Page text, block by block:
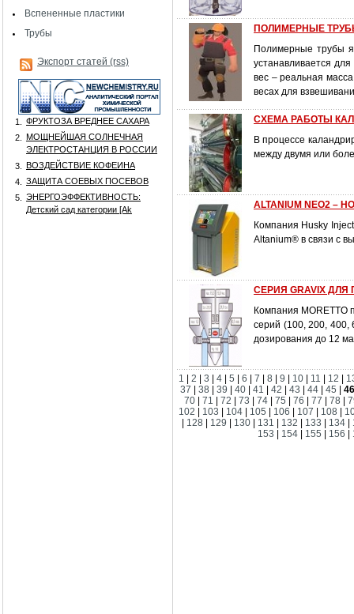
Вспененные пластики
Трубы
Экспорт статей (rss)
1.
ФРУКТОЗА ВРЕДНЕЕ САХАРА
2.
МОЩНЕЙШАЯ СОЛНЕЧНАЯ
ЭЛЕКТРОСТАНЦИЯ В РОССИИ
3.
ВОЗДЕЙСТВИЕ КОФЕИНА
4.
ЗАЩИТА СОЕВЫХ ПОСЕВОВ
5.
ЭНЕРГОЭФФЕКТИВНОСТЬ:
Детский сад категории [Аk
ПОЛИМЕРНЫЕ
Полимерные трубы
устанавливается
вес – реальная
весах для
СХЕМА РАБОТЫ
В процессе
между двумя или
ALTANIUM NEO2 –
Компания Husky
Altanium® в связи с
СЕРИЯ GRAVIX
Компания MORETTO
серий (100, 200, 400,
дозирования до 12
1 2 3 4 5 6 7 8 9 10 11 12
37
|38 |39 |40 |41 |42 |43 |44 |45 |
70
71 72 73 74 75 76 77 78
102
103 104 105 106 107 108
128 129 130 131 132 133 134
153
154 155 156